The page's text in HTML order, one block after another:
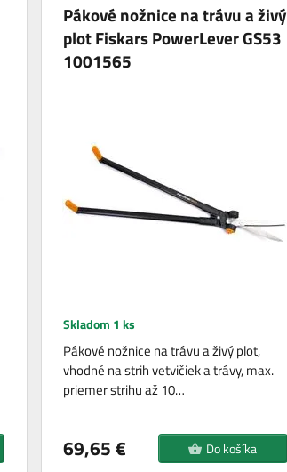
Pákové nožnice na trávu a živý
plot Fiskars PowerLever GS53
1001565
Skladom 1 ks
Pákové nožnice na trávu a živý plot,
vhodné na strih vetvičiek a trávy, max.
priemer strihu až 10…
69,65 € Do košíka